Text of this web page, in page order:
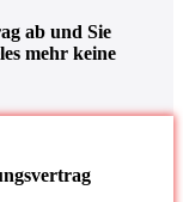
ab und Sie
mehr keine